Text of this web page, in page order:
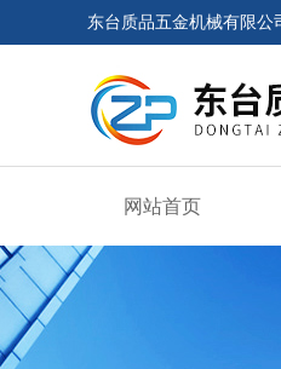
东台质品五金机械有限公
网站首页